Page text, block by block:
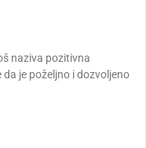
naziva pozitivna
je poželjno i dozvoljeno